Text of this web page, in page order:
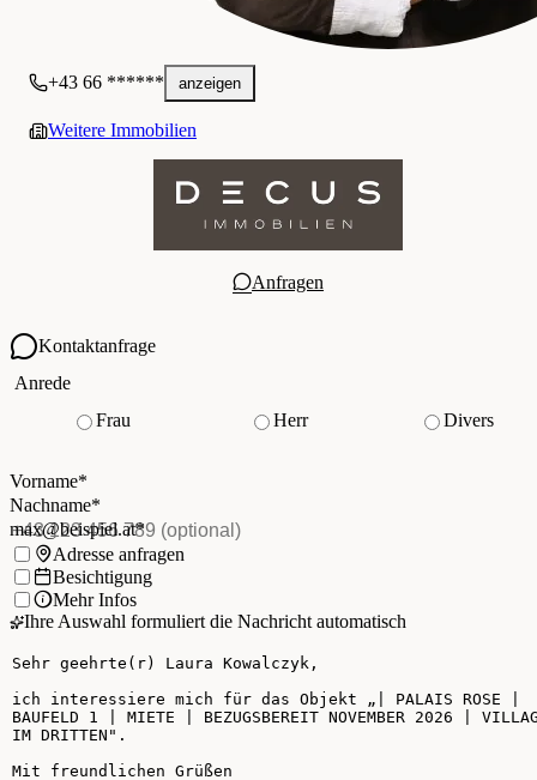
+43 66 ****** anzeigen
Weitere Immobilien
Anfragen
Kontaktanfrage
Ihre Kontaktdaten
Anrede
Frau
Herr
Divers
Vorname*
Nachname
Nachname*
E-Mail*(Pflichtfeld)
max@beispiel.at*
Telefon(optional)
Ich möchte:Adresse anfragen
Besichtigung
Mehr Infos
Ihre Auswahl formuliert die Nachricht automatisch
Ihre Nachricht